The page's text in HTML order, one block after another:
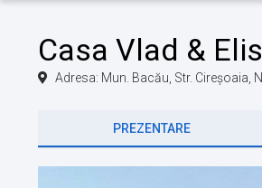
Casa Vlad &
Adresa: Mun. Bacău, Str.
PREZENTARE